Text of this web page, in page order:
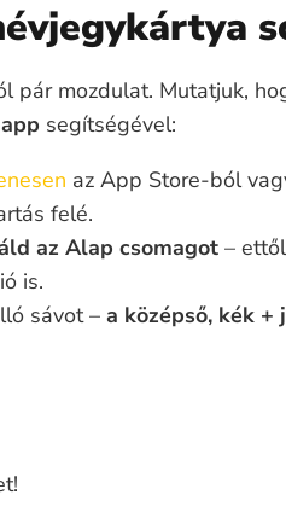
pár mozdulat. Mutatjuk,
segítségével:
az App Store-ból
felé.
az Alap csomagot –
is.
sávot – a középső, kék +